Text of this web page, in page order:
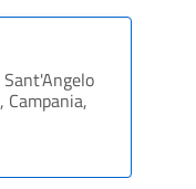
Sant'Angelo